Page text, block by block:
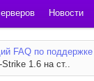
Новости
FAQ по поддержке
1.6 на ст..